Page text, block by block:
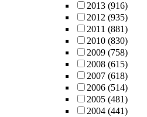
2013 (916)
2012 (935)
2011 (881)
2010 (830)
2009 (758)
2008 (615)
2007 (618)
2006 (514)
2005 (481)
2004 (441)